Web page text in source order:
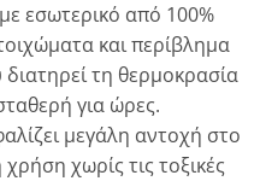
εσωτερικό από 100%
και περίβλημα
τη θερμοκρασία
για ώρες.
μεγάλη αντοχή στο
χωρίς τις τοξικές